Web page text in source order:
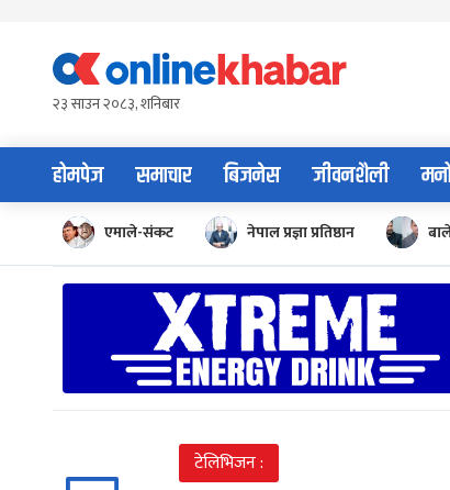
content२३ साउन २०८३, शनिबार
होमपेज समाचार बिजनेस जीवनशैली
एमाले-संकट नेपाल प्रज्ञा प्रतिष्ठान
टेलिभिजन :